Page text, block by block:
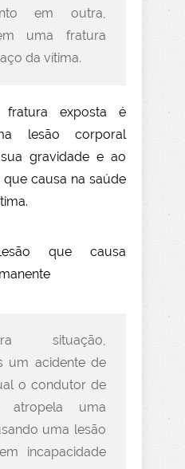
em outra,
uma fratura
da vítima.
exposta é
lesão corporal
gravidade e ao
causa na saúde
que causa
situação,
um acidente de
o condutor de
atropela uma
uma lesão
incapacidade